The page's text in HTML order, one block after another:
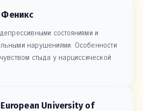
состояниями и
нарушениями. Особенности
стыда у нарциссической
University of